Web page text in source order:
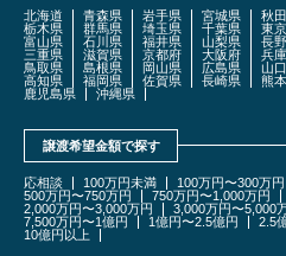
北海道 青森県 岩手県 宮城県 秋
栃木県
群馬県 埼玉県 千葉県 東
富山県
石川県 福井県 山梨県 長
三重県
滋賀県 京都府 大阪府 兵
鳥取県
島根県 岡山県 広島県 山
高知県
福岡県 佐賀県 長崎県 熊
鹿児島県
沖縄県
譲渡希望金額で探す
応相談 100万円未満 100万円〜300万円
500万円〜750万円
750万円〜1,000万円
2,000万円〜3,000万円
3,000万円〜5,000
7,500万円〜1億円
1億円〜2.5億円 2.5
10億円以上